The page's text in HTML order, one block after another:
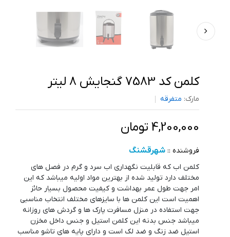
کلمن کد 7583 گنجایش 8 لیتر
مارک: متفرقه
4,200,000 تومان
فروشنده :: شهرقشنگ
کلمن اب که قابلیت نگهداری اب سرد و گرم در فصل های
مختلف دارد تولید شده از بهترین مواد اولیه میباشد که این
امر جهت طول عمر بهداشت و کیفیت محصول بسیار حائز
اهمیت است این کلمن ها با سایزهای مختلف انتخاب مناسبی
جهت استفاده در منزل مسافرت پارک ها و گردش های روزانه
میباشد جنس بدنه این کلمن استیل و جنس داخل مخزن
استیل ضد زنگ و ضد لک است و دارای پایه های تاشو مناسب